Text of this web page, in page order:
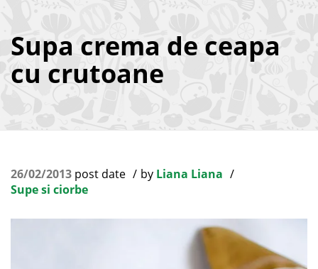
Supa crema de ceapa
cu crutoane
26/02/2013 post date by Liana Liana
Supe si ciorbe